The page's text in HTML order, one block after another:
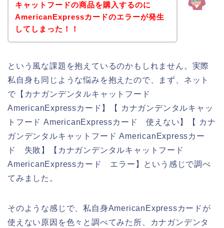
キャットフードの商品を購入するのに
AmericanExpressカードのエラーが発生
してしまった！！
という風な課題を抱えているのかもしれません。実際
私自身も同じような悩みを抱えたので、まず、ネット
で【カナガンデンタルキャットフード
AmericanExpressカード】【 カナガンデンタルキャッ
トフード AmericanExpressカード 使えない】【 カナ
ガンデンタルキャットフード AmericanExpressカー
ド 失敗】【カナガンデンタルキャットフード
AmericanExpressカード エラー】という感じで調べ
てみました。
そのような感じで、私自身AmericanExpressカードが
使えない原因を色々と調べてみた所、カナガンデンタ